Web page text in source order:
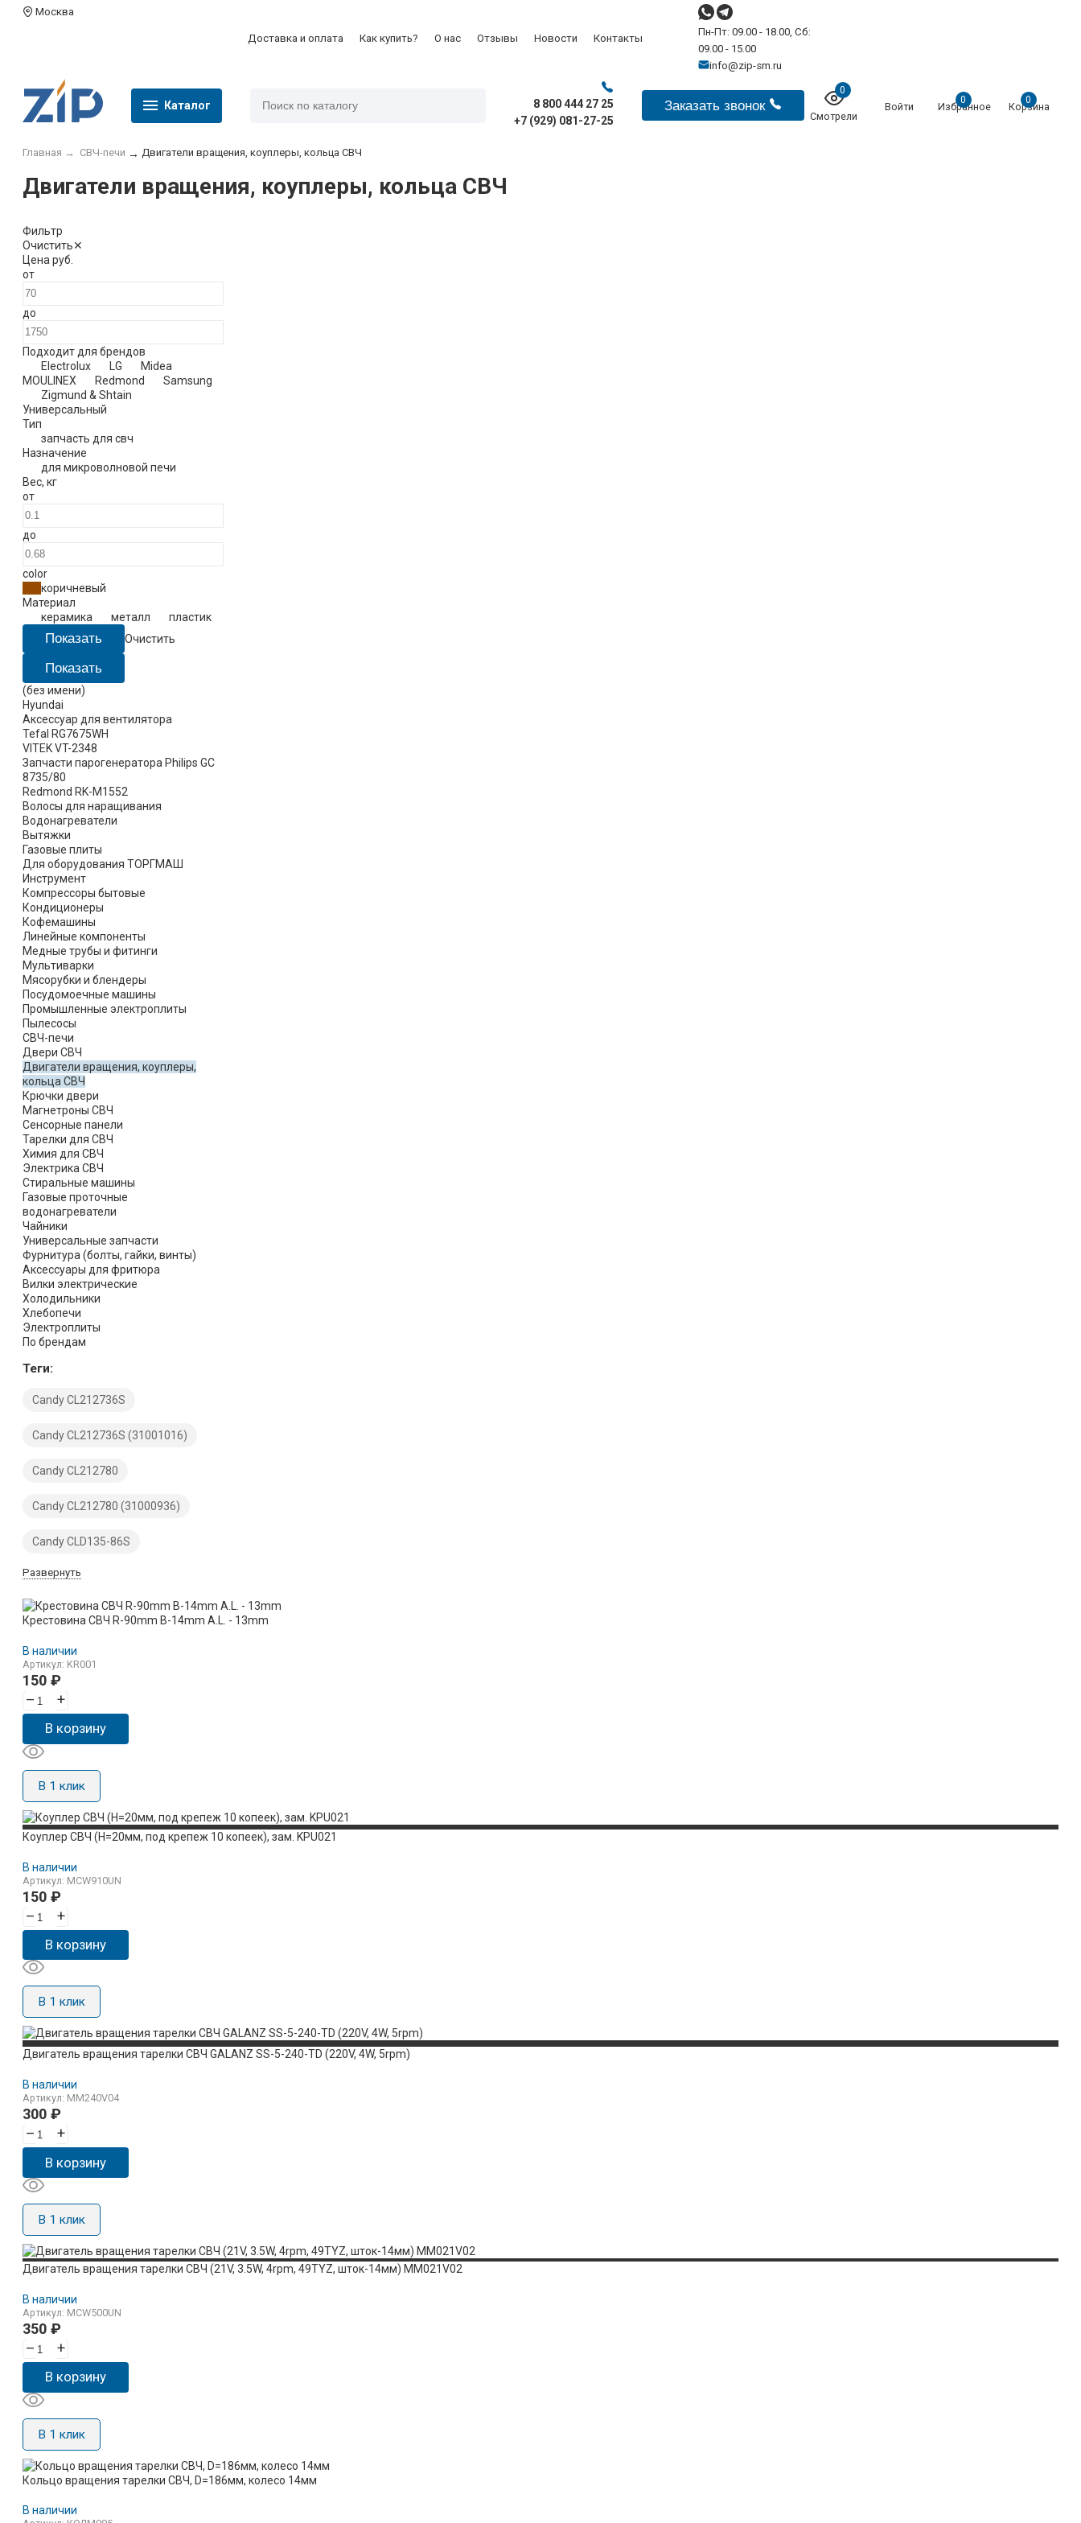
Москва
Доставка и оплата Как купить? О нас Отзывы Новости Контакты
Пн-Пт: 09.00 - 18.00, Сб:
09.00 - 15.00
info@zip-sm.ru
Каталог
8 800 444 27 25
+7 (929) 081-27-25
Заказать звонок
0
Смотрели
Войти
0
Избранное
0
Корзина
Главная → СВЧ-печи → Двигатели вращения, коуплеры, кольца СВЧ
Двигатели вращения, коуплеры, кольца СВЧ
Фильтр
Очистить✕
Цена руб.
от
до
Подходит для брендов
Electrolux
LG
Midea
MOULINEX
Redmond
Samsung
Zigmund & Shtain
Универсальный
Тип
запчасть для свч
Назначение
для микроволновой печи
Вес, кг
от
до
color
коричневый
Материал
керамика
металл
пластик
Очистить
(без имени)
Hyundai
Аксессуар для вентилятора
Tefal RG7675WH
VITEK VT-2348
Запчасти парогенератора Philips GC
8735/80
Redmond RK-M1552
Волосы для наращивания
Водонагреватели
Вытяжки
Газовые плиты
Для оборудования ТОРГМАШ
Инструмент
Компрессоры бытовые
Кондиционеры
Кофемашины
Линейные компоненты
Медные трубы и фитинги
Мультиварки
Мясорубки и блендеры
Посудомоечные машины
Промышленные электроплиты
Пылесосы
СВЧ-печи
Двери СВЧ
Двигатели вращения, коуплеры,
кольца СВЧ
Крючки двери
Магнетроны СВЧ
Сенсорные панели
Тарелки для СВЧ
Химия для СВЧ
Электрика СВЧ
Стиральные машины
Газовые проточные
водонагреватели
Чайники
Универсальные запчасти
Фурнитура (болты, гайки, винты)
Аксессуары для фритюра
Вилки электрические
Холодильники
Хлебопечи
Электроплиты
По брендам
Теги:
Candy CL212736S
Candy CL212736S (31001016)
Candy CL212780
Candy CL212780 (31000936)
Candy CLD135-86S
Развернуть
Крестовина СВЧ R-90mm B-14mm A.L. - 13mm
В наличии
Артикул: KR001
150 ₽
–
+
В корзину
В 1 клик
Коуплер СВЧ (H=20мм, под крепеж 10 копеек), зам. KPU021
В наличии
Артикул: MCW910UN
150 ₽
–
+
В корзину
В 1 клик
Двигатель вращения тарелки СВЧ GALANZ SS-5-240-TD (220V, 4W, 5rpm)
В наличии
Артикул: MM240V04
300 ₽
–
+
В корзину
В 1 клик
Двигатель вращения тарелки СВЧ (21V, 3.5W, 4rpm, 49TYZ, шток-14мм) MM021V02
В наличии
Артикул: MCW500UN
350 ₽
–
+
В корзину
В 1 клик
Кольцо вращения тарелки СВЧ, D=186мм, колесо 14мм
В наличии